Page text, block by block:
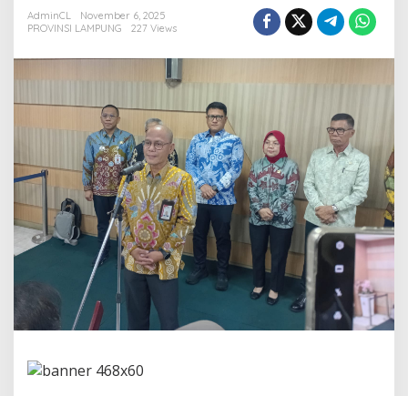
k
P
R
D
L
a
m
p
n
g
K
K
AdminCL
November 6, 2025
PROVINSI LAMPUNG
227 Views